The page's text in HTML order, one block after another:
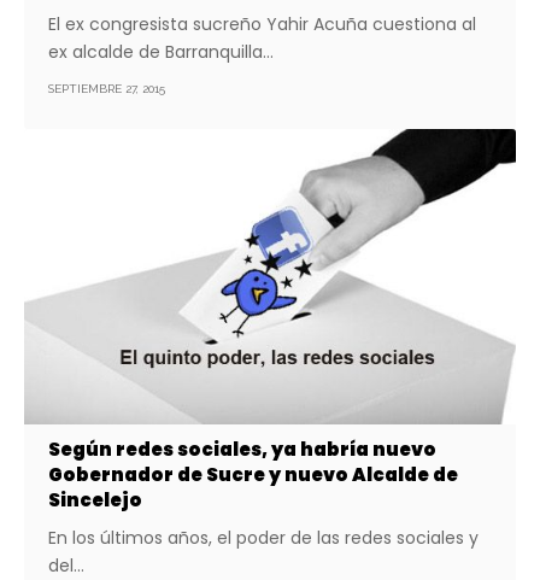
El ex congresista sucreño Yahir Acuña cuestiona al
ex alcalde de Barranquilla…
SEPTIEMBRE 27, 2015
Según redes sociales, ya habría nuevo
Gobernador de Sucre y nuevo Alcalde de
Sincelejo
En los últimos años, el poder de las redes sociales y
del…